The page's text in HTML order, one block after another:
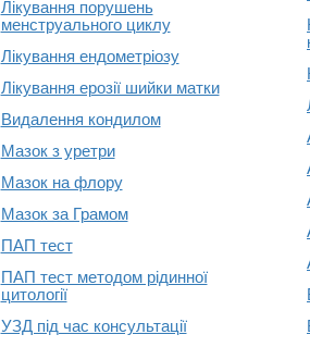
Лікування порушень
менструального циклу
Лікування ендометріозу
Лікування ерозії шийки матки
Видалення кондилом
Мазок з уретри
Мазок на флору
Мазок за Грамом
ПАП тест
ПАП тест методом рідинної
цитології
УЗД під час консультації